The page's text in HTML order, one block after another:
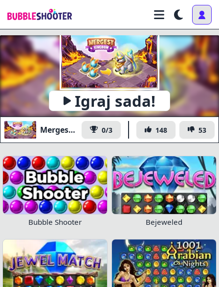
Igraj sada!
Mergest Kingdom 0/3 148 53
Bubble Shooter Bejeweled